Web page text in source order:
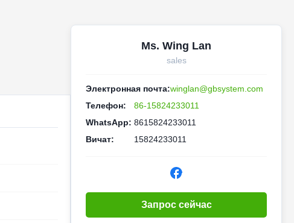
Ms. Wing Lan
sales
Электронная почта:winglan@gbsystem.com
Телефон:
86-15824233011
WhatsApp: 8615824233011
Вичат:
15824233011
Запрос сейчас